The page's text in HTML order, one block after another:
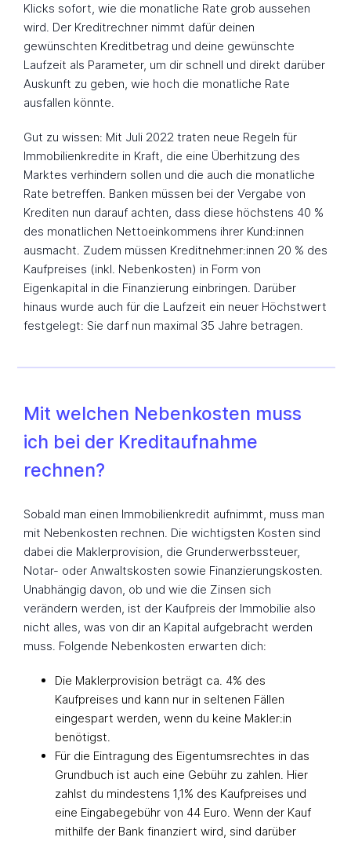
Klicks sofort, wie die monatliche Rate grob aussehen
wird. Der Kreditrechner nimmt dafür deinen
gewünschten Kreditbetrag und deine gewünschte
Laufzeit als Parameter, um dir schnell und direkt darüber
Auskunft zu geben, wie hoch die monatliche Rate
ausfallen könnte.
Gut zu wissen: Mit Juli 2022 traten neue Regeln für
Immobilienkredite in Kraft, die eine Überhitzung des
Marktes verhindern sollen und die auch die monatliche
Rate betreffen. Banken müssen bei der Vergabe von
Krediten nun darauf achten, dass diese höchstens 40 %
des monatlichen Nettoeinkommens ihrer Kund:innen
ausmacht. Zudem müssen Kreditnehmer:innen 20 % des
Kaufpreises (inkl. Nebenkosten) in Form von
Eigenkapital in die Finanzierung einbringen. Darüber
hinaus wurde auch für die Laufzeit ein neuer Höchstwert
festgelegt: Sie darf nun maximal 35 Jahre betragen.
Mit welchen Nebenkosten muss
ich bei der Kreditaufnahme
rechnen?
Sobald man einen Immobilienkredit aufnimmt, muss man
mit Nebenkosten rechnen. Die wichtigsten Kosten sind
dabei die Maklerprovision, die Grunderwerbssteuer,
Notar- oder Anwaltskosten sowie Finanzierungskosten.
Unabhängig davon, ob und wie die Zinsen sich
verändern werden, ist der Kaufpreis der Immobilie also
nicht alles, was von dir an Kapital aufgebracht werden
muss. Folgende Nebenkosten erwarten dich:
Die Maklerprovision beträgt ca. 4% des
Kaufpreises und kann nur in seltenen Fällen
eingespart werden, wenn du keine Makler:in
benötigst.
Für die Eintragung des Eigentumsrechtes in das
Grundbuch ist auch eine Gebühr zu zahlen. Hier
zahlst du mindestens 1,1% des Kaufpreises und
eine Eingabegebühr von 44 Euro. Wenn der Kauf
mithilfe der Bank finanziert wird, sind darüber